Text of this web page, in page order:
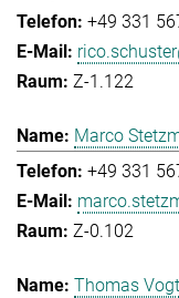
+49 331
Z-1.122
Marco
+49 331
Z-0.102
Thomas Vogt